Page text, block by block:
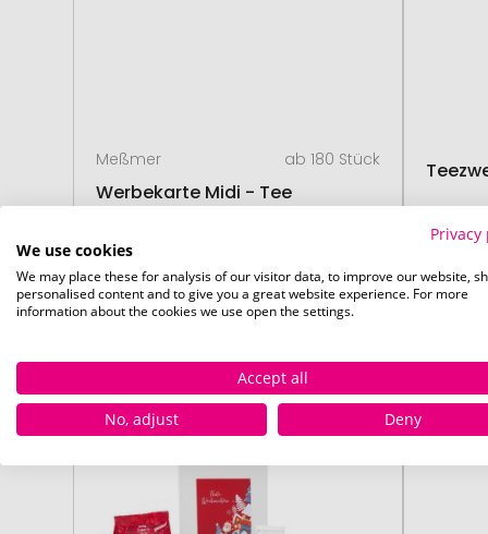
Meßmer ab 180 Stück
Werbekarte Midi - Tee
ab0,62 €
02. September 03.
Privacy
We use cookies
We may place these for analysis of our visitor data, to improve our website,
personalised content and to give you a great website experience. For more
information about the cookies we use open the settings.
Accept all
No, adjust
Deny